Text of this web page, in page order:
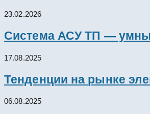
23.02.2026
Система АСУ ТП —
17.08.2025
Тенденции на рынке
06.08.2025